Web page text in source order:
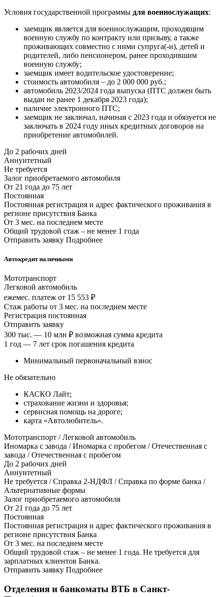
Условия государственной программы для военнослужащих:
заемщик является для военнослужащим, проходящим
военную службу по контракту или призыву, а также
проживающих совместно с ними супруга(-и), детей и
родителей, либо пенсионером, ранее проходившим
военную службу;
заемщик имеет водительское удостоверение;
стоимость автомобиля – до 2 000 000 руб.;
автомобиль 2023/2024 года выпуска (ПТС должен быть
выдан не ранее 1 декабря 2023 года);
наличие электронного ПТС;
заемщик не заключал, начиная с 2023 года и обязуется не
заключать в 2024 году иных кредитных договоров на
приобретение автомобилей.
До 2 рабочих дней
Аннуитетный
Не требуется
Залог приобретаемого автомобиля
От 21 года до 75 лет
Постоянная
Постоянная регистрация и адрес фактического проживания в
регионе присутствия Банка
От 3 мес. на последнем месте
Общий трудовой стаж – не менее 1 года
Отправить заявку Подробнее
Автокредит наличными
Мототранспорт
Легковой автомобиль
ежемес. платеж от 15 553 ₽
Стаж работы от 3 мес. на последнем месте
Регистрация постоянная
Отправить заявку
300 тыс. — 10 млн ₽ возможная сумма кредита
1 год — 7 лет срок погашения кредита
Минимальный первоначальный взнос
Не обязательно
КАСКО Лайт;
страхование жизни и здоровья;
сервисная помощь на дороге;
карта «Автолюбитель».
Мототранспорт / Легковой автомобиль
Иномарка с завода / Иномарка с пробегом / Отечественная с
завода / Отечественная с пробегом
До 2 рабочих дней
Аннуитетный
Не требуется / Справка 2-НДФЛ / Справка по форме банка /
Альтернативные формы
Залог приобретаемого автомобиля
От 21 года до 75 лет
Постоянная
Постоянная регистрация и адрес фактического проживания в
регионе присутствия Банка
От 3 мес. на последнем месте
Общий трудовой стаж – не менее 1 года. Не требуется для
зарплатных клиентов Банка.
Отправить заявку Подробнее
Отделения и банкоматы ВТБ в Санкт-